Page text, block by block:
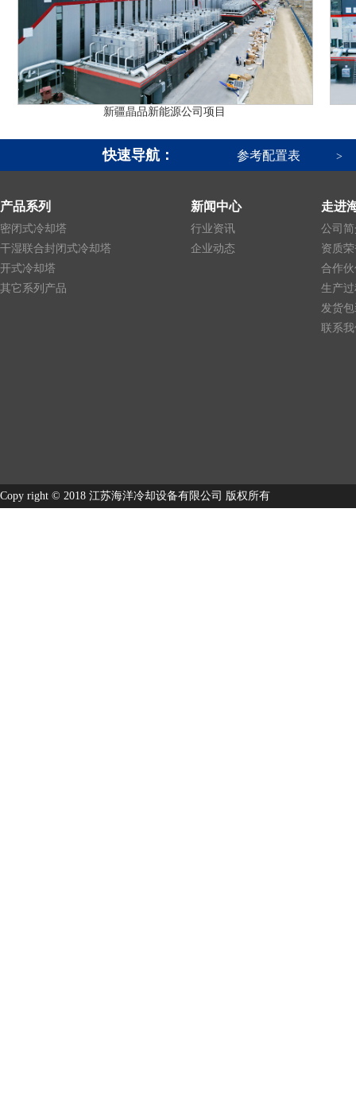
新疆晶品新能源公司项目
快速导航： 参考配置表 >
产品系列
密闭式冷却塔
干湿联合封闭式冷却塔
开式冷却塔
其它系列产品
新闻中心
行业资讯
企业动态
走进
公司
资质
合作
生产
发货
联系
Copy right © 2018 江苏海洋冷却设备有限公司 版权所有